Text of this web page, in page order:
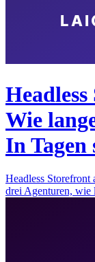
Wie
In
Headless Storefront
drei Agenturen,